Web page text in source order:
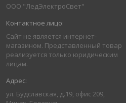
ООО "ЛедЭлектроСвет"
Сайт не является интернет-
магазином. Представленный товар
реализуется только юридическим
лицам.
ул. Будславская, д.19, офис 209,